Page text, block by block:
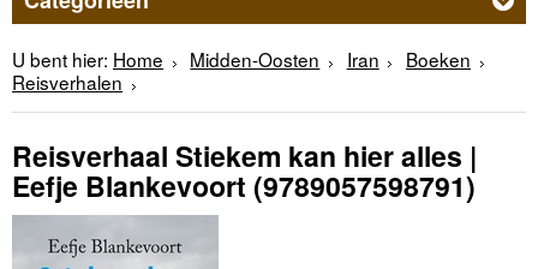
U bent hier: Home Midden-Oosten Iran
Boeken
Reisverhalen
Reisverhaal Stiekem kan hier alles |
Eefje Blankevoort (9789057598791)